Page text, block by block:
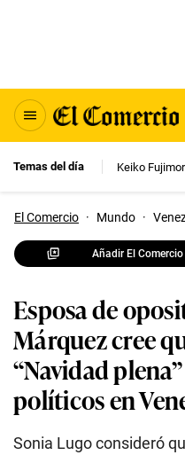
Temas del día Keiko
El Comercio · Mundo ·
Añadir El
Esposa de
Márquez cree
“Navidad
políticos en
Sonia Lugo consideró